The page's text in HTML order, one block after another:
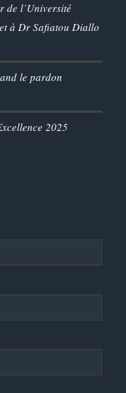
de l’Université
à Dr Safiatou Diallo
le pardon
2025